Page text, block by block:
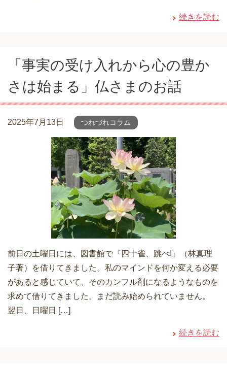
続きを読む
「事実の受け入れから心の豊か
さは始まる」仏さまのお話
2025年7月13日 つれづれコラム
前日の土曜日には、図書館で『四十雀、跳べ!』（林真理
子著）を借りてきました。私のマインドを何か変える必要
があると感じていて、そのカンフル剤になるようなものを
求めて借りてきました。まだ読み始められていません。
翌日、日曜日 […]
続きを読む